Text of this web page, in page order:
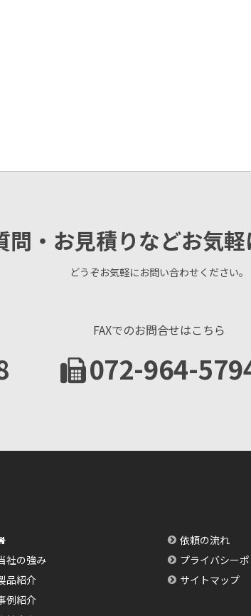
問・お見積りなどお気軽
どうぞお気軽にお問い合わせください。
FAXでのお問合せはこちら
072-964-
社の強み
品紹介
例紹介
依頼の流れ
プライバシー
サイトマップ